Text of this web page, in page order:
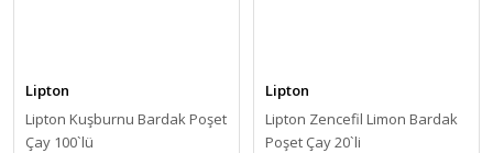
Lipton
Lipton Kuşburnu Bardak Poşet
Çay 100`lü
Lipton
Lipton Zencefil Limon Bardak
Poşet Çay 20`li